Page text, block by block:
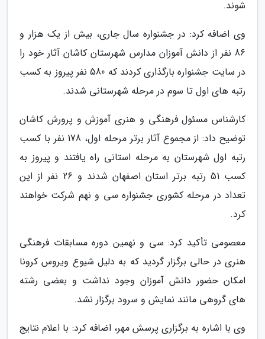
شوند.
وی اضافه کرد: در جشنواره سال جاری، بیش از یک هزار و
86 نفر از دانش آموزان مدارس شهرستان کاشان آثار خود را
در سایت جشنواره بارگذاری کردند که 580 نفر پیروز به کسب
رتبه های اول تا سوم در مرحله شهرستانی شدند.
کارشناس مسئول فرهنگی و هنری آموزش و پرورش کاشان
توضیح داد: از مجموع آثار برتر مرحله اول، 178 نفر با کسب
رتبه اول شهرستان به مرحله استانی راه یافتند و پیروز به
کسب 51 رتبه برتر استان اصفهان شدند و 26 نفر از این
تعداد در مرحله کشوری جشنواره سی و نهم شرکت خواهند
کرد.
معصومی تأکید کرد: سی و نهمین دوره مسابقات فرهنگی
هنری در حالی برگزار گردید که به دلیل شیوع ویروس کرونا
امکان حضور دانش آموزان وجود نداشت و بعضی رشته
های گروهی مانند نمایش و سرود برگزار نشد.
وی با اشاره به برگزاری پرسش مهر، اضافه کرد: با اعلام نتایج